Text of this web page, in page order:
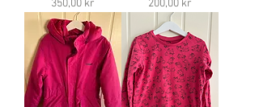
Pris
350,00 kr Pris
200,00 kr